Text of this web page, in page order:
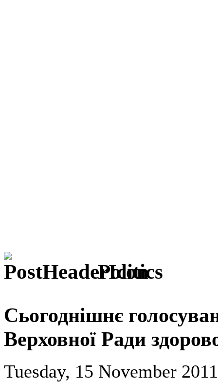
Politics
Сьогоднішнє
Верховної Ради
Tuesday, 15 November